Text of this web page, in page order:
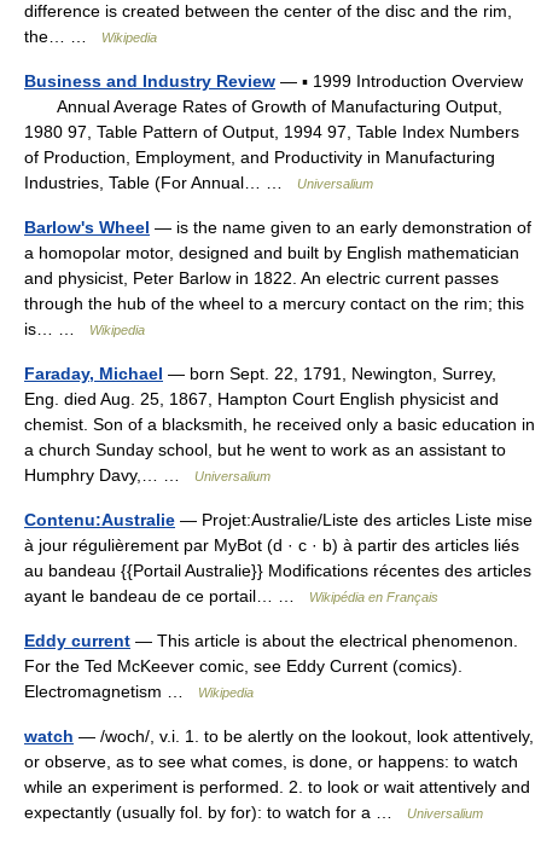
difference is created between the center of the disc and the rim,
the… …
Wikipedia
Business and Industry Review — ▪ 1999 Introduction Overview
Annual Average Rates of Growth of Manufacturing Output,
1980 97, Table Pattern of Output, 1994 97, Table Index Numbers
of Production, Employment, and Productivity in Manufacturing
Industries, Table (For Annual… …
Universalium
Barlow's Wheel — is the name given to an early demonstration of
a homopolar motor, designed and built by English mathematician
and physicist, Peter Barlow in 1822. An electric current passes
through the hub of the wheel to a mercury contact on the rim; this
is… …
Wikipedia
Faraday, Michael — born Sept. 22, 1791, Newington, Surrey,
Eng. died Aug. 25, 1867, Hampton Court English physicist and
chemist. Son of a blacksmith, he received only a basic education in
a church Sunday school, but he went to work as an assistant to
Humphry Davy,… …
Universalium
Contenu:Australie — Projet:Australie/Liste des articles Liste mise
à jour régulièrement par MyBot (d · c · b) à partir des articles liés
au bandeau {{Portail Australie}} Modifications récentes des articles
ayant le bandeau de ce portail… …
Wikipédia en Français
Eddy current — This article is about the electrical phenomenon.
For the Ted McKeever comic, see Eddy Current (comics).
Electromagnetism …
Wikipedia
watch — /woch/, v.i. 1. to be alertly on the lookout, look attentively,
or observe, as to see what comes, is done, or happens: to watch
while an experiment is performed. 2. to look or wait attentively and
expectantly (usually fol. by for): to watch for a …
Universalium